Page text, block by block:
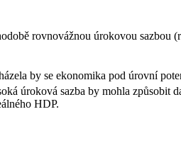
rovnovážnou úrokovou sazbou
by se ekonomika pod úrovní
úroková sazba by mohla způsobit
HDP.